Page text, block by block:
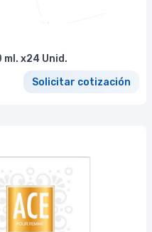
ml. x24 Unid.
Solicitar cotización